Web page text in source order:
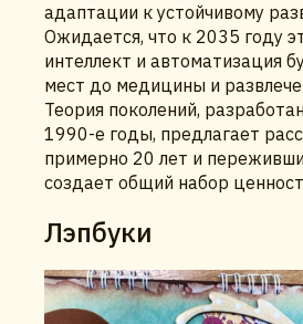
адаптации к устойчивому
Ожидается, что к 2035 году
интеллект и автоматизация
мест до медицины и
Теория поколений,
1990-е годы, предлагает
примерно 20 лет и
создает общий набор
Лэпбуки